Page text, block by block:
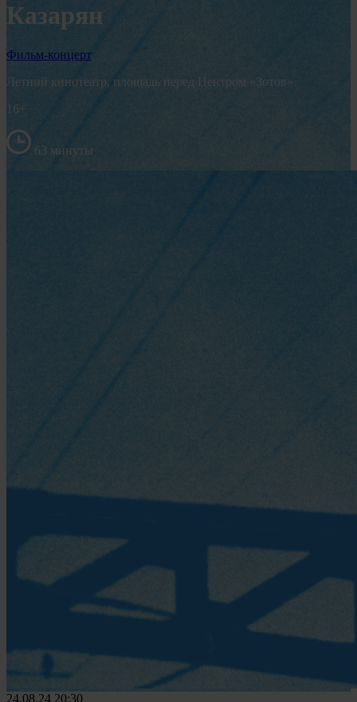
Казарян
Фильм-концерт
Летний кинотеатр, площадь перед Центром «Зотов»
16+
63 минуты
24.08.24 20:30